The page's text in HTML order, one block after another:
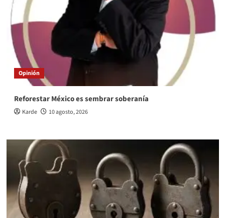
Opinión
Reforestar México es sembrar soberanía
Karde 10 agosto, 2026